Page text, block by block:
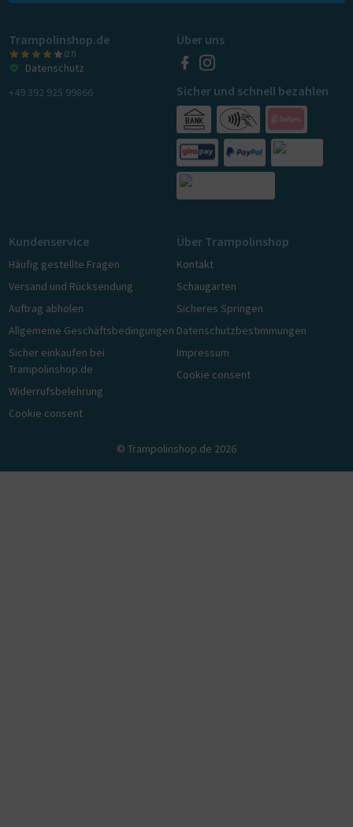
Trampolinshop.de
(27)
Datenschutz
+49 392 925 99866
Über uns
Sicher und schnell bezahlen
Kundenservice
Häufig gestellte Fragen
Versand und Rücksendung
Auftrag abholen
Allgemeine Geschäftsbedingungen
Sicher einkaufen bei
Trampolinshop.de
Widerrufsbelehrung
Cookie consent
Über Trampolinshop
Kontakt
Schaugarten
Sicheres Springen
Datenschutzbestimmungen
Impressum
Cookie consent
© Trampolinshop.de 2026